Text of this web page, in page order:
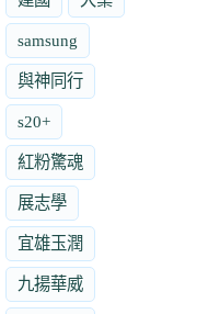
samsung
與神同行
s20+
紅粉驚魂
展志學
宜雄玉潤
九揚華威